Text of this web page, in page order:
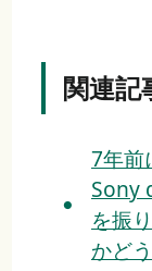
関連記
7年前
Sony
を振
かど